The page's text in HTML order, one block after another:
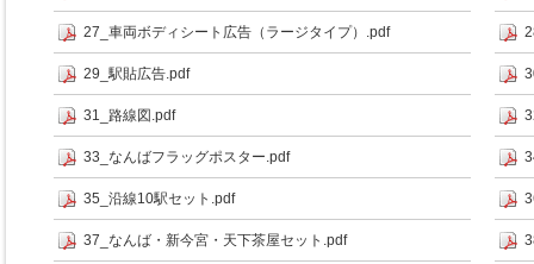
27_車両ボディシート広告（ラージタイプ）.pdf
29_駅貼広告.pdf
31_路線図.pdf
33_なんばフラッグポスター.pdf
35_沿線10駅セット.pdf
37_なんば・新今宮・天下茶屋セット.pdf